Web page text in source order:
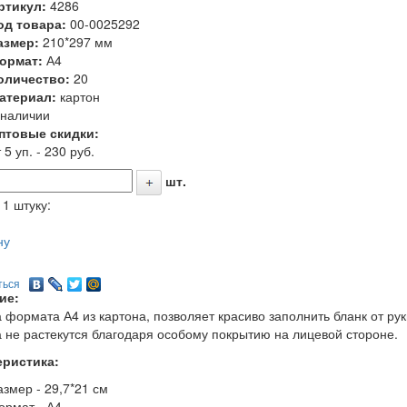
4286
товара: 00-0025292
210*297 мм
А4
20
картон
скидки:
5 уп. - 230 руб.
шт.
штуку:
формата А4 из картона, позволяет красиво заполнить бланк от
растекутся благодаря особому покрытию на лицевой стороне.
- 29,7*21 см